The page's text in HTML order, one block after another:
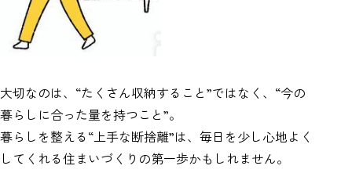
大切なのは、“たくさん収納すること”ではなく、“今の
暮らしに合った量を持つこと”。
暮らしを整える“上手な断捨離”は、毎日を少し心地よく
してくれる住まいづくりの第一歩かもしれません。